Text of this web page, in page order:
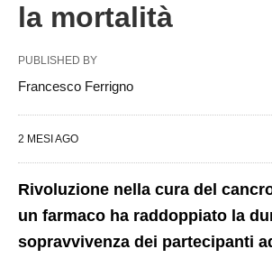
la mortalità
PUBLISHED BY
Francesco Ferrigno
2 MESI AGO
Rivoluzione nella cura del
un farmaco ha raddoppiato la
sopravvivenza dei partecipanti